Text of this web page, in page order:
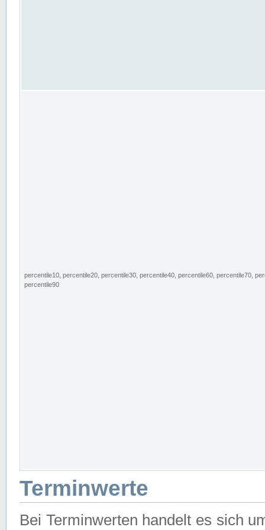
percentile10, percentile20, percentile30, percentile40, percentile60, percentile70,
percentile90
Terminwerte
Bei Terminwerten handelt es sich